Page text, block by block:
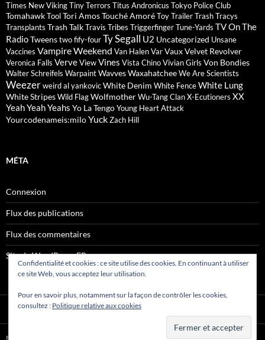
Times New VikingTiny Terrors Titus Andronicus Tokyo Police Club
TomahawkToolTori AmosTouché AmoréToyTrailer Trash Tracys
Transplants Trash TalkTravis Tribes TriggerfingerTune-Yards TV On The
RadioTweenstwo fify-fourTy Segall U2 Uncategorized Unsane
Vaccines Vampire Weekend Van HalenVarVauxVelvet Revolver
Veronica Falls VerveViewVines Vista ChinoVivian Girls Von Bondies
Walter Schreifels WarpaintWavvesWaxahatcheeWe Are Scientists
Weezerweird al yankovicWhite Denim White FenceWhite Lung
White StripesWild FlagWolfmotherWu-Tang ClanX-Ecutioners XX
Yeah Yeah Yeahs Yo La TengoYoung Heart Attack
Yourcodenameis:miloYuckZach Hill
MÉTA
Connexion
Flux des publications
Flux des commentaires
Site de WordPress-FR
Fièrement propulsé par WordPress
Confidentialité et cookies : ce site utilise des cookies. En continuant à utiliser
ce site Web, vous acceptez leur utilisation.
Pour en savoir plus, notamment sur la façon de contrôler les cookies,
consultez : Politique relative aux cookies